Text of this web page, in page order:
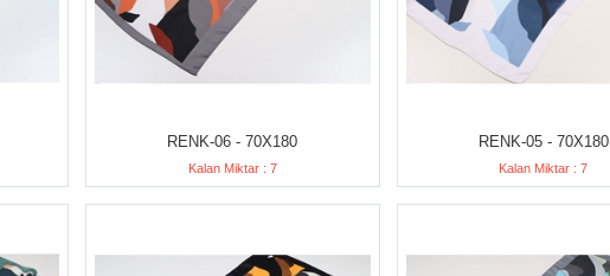
RENK-06 - 70X180
Kalan Miktar : 7
RENK-05 - 70X180
Kalan Miktar : 7